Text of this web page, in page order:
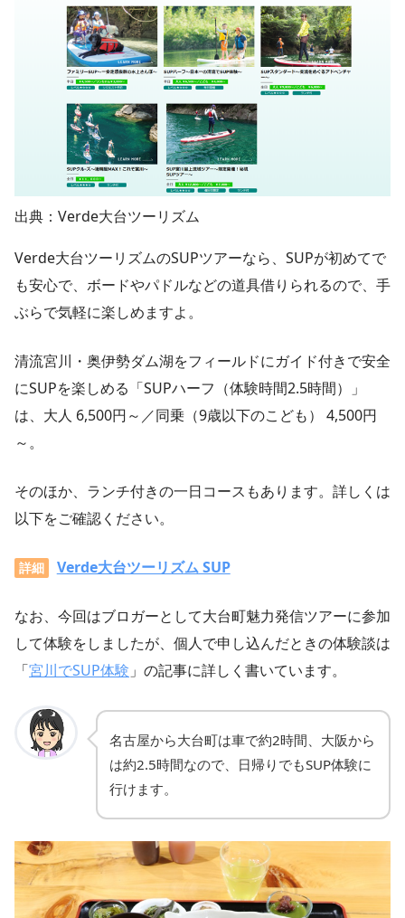
出典：Verde大台ツーリズム
Verde大台ツーリズムのSUPツアーなら、SUPが初めてで
も安心で、ボードやパドルなどの道具借りられるので、手
ぶらで気軽に楽しめますよ。
清流宮川・奥伊勢ダム湖をフィールドにガイド付きで安全
にSUPを楽しめる「SUPハーフ（体験時間2.5時間）」
は、大人 6,500円～／同乗（9歳以下のこども） 4,500円
～。
そのほか、ランチ付きの一日コースもあります。詳しくは
以下をご確認ください。
詳細 Verde大台ツーリズム SUP
なお、今回はブロガーとして大台町魅力発信ツアーに参加
して体験をしましたが、個人で申し込んだときの体験談は
「宮川でSUP体験 」の記事に詳しく書いています。
名古屋から大台町は車で約2時間、大阪から
は約2.5時間なので、日帰りでもSUP体験に
行けます。